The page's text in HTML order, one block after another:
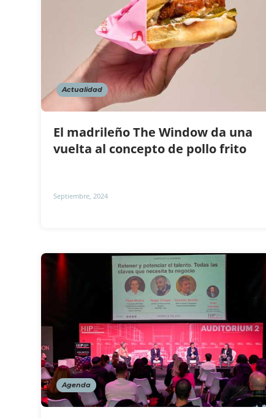
Actualidad
El madrileño The Window da una
vuelta al concepto de pollo frito
Septiembre, 2024
Agenda